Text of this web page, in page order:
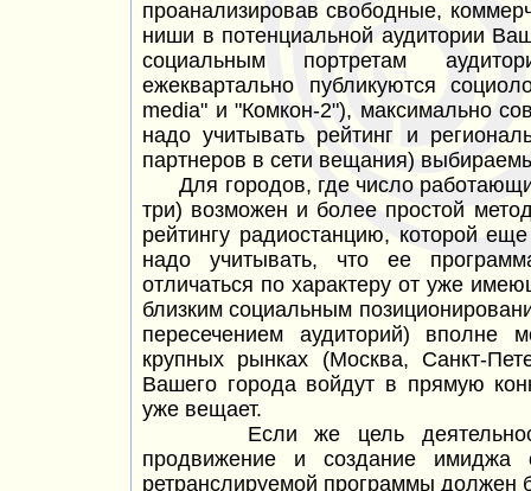
проанализировав свободные,
ниши в потенциальной аудитории
социальным портретам
ежеквартально публикуются
media" и "Комкон-2"), максимально
надо учитывать рейтинг и
партнеров в сети вещания)
Для городов, где число
три) возможен и более простой
рейтингу радиостанцию, которой
надо учитывать, что ее
отличаться по характеру от уже
близким социальным
пересечением аудиторий) вполне
крупных рынках (Москва, Санкт-
Вашего города войдут в прямую
уже вещает.
Если же цель
продвижение и создание имиджа
ретранслируемой программы должен